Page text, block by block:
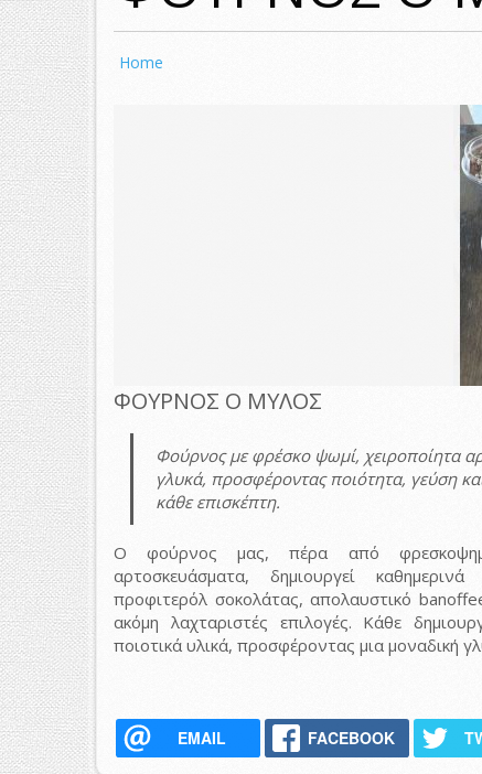
Home
ΦΟΥΡΝΟΣ Ο ΜΥΛΟΣ
Φούρνος με φρέσκο ψωμί, χειροποίητα
γλυκά, προσφέροντας ποιότητα, γεύση
κάθε επισκέπτη.
Ο φούρνος μας, πέρα από
αρτοσκευάσματα, δημιουργεί
προφιτερόλ σοκολάτας, απολαυστικό
ακόμη λαχταριστές επιλογές. Κάθε
ποιοτικά υλικά, προσφέροντας μια μοναδική
EMAIL FACEBOOK